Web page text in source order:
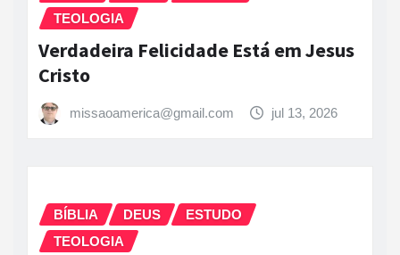
TEOLOGIA
Verdadeira Felicidade Está em Jesus
Cristo
missaoamerica@gmail.com jul 13, 2026
BÍBLIA DEUS
ESTUDO
TEOLOGIA